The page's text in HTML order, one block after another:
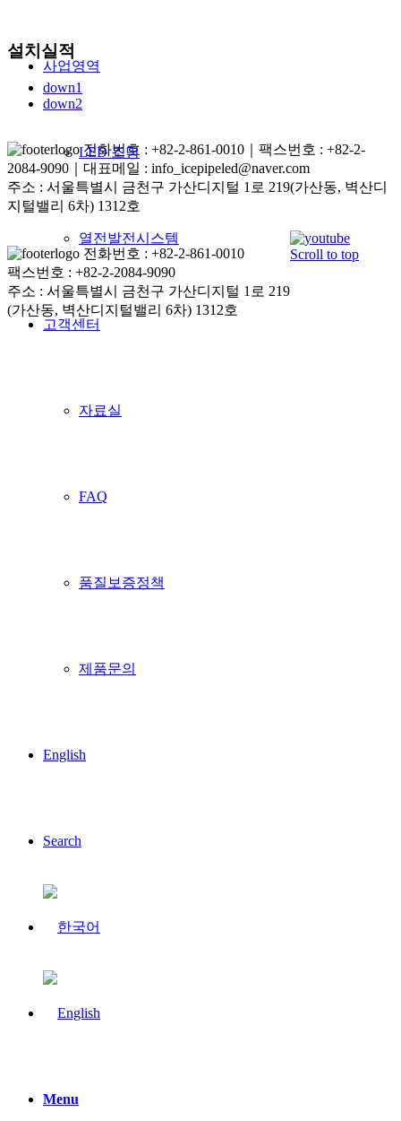
사업영역
LED 조명
열전발전시스템
고객센터
자료실
FAQ
품질보증정책
제품문의
English
Search
Menu
설치실적
down1
down2
전화번호 : +82-2-861-0010｜팩스번호 : +82-2-
2084-9090｜대표메일 : info_icepipeled@naver.com
주소 : 서울특별시 금천구 가산디지털 1로 219(가산동, 벽산디
지털밸리 6차) 1312호
전화번호 : +82-2-861-0010
팩스번호 : +82-2-2084-9090
주소 : 서울특별시 금천구 가산디지털 1로 219
(가산동, 벽산디지털밸리 6차) 1312호
Scroll to top